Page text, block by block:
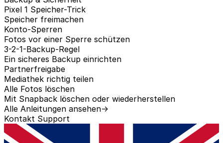
Pixel 1 Speicher-Trick
Speicher freimachen
Konto-Sperren
Fotos vor einer Sperre schützen
3-2-1-Backup-Regel
Ein sicheres Backup einrichten
Partnerfreigabe
Mediathek richtig teilen
Alle Fotos löschen
Mit Snapback löschen oder wiederherstellen
Alle Anleitungen ansehen→
Kontakt Support